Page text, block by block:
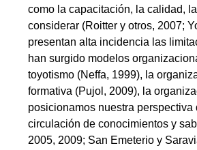
como la capacitación, la calidad,
considerar (Roitter y otros, 2007;
presentan alta incidencia las
han surgido modelos
toyotismo (Neffa, 1999), la
formativa (Pujol, 2009), la
posicionamos nuestra
circulación de conocimientos y
2005, 2009; San Emeterio y